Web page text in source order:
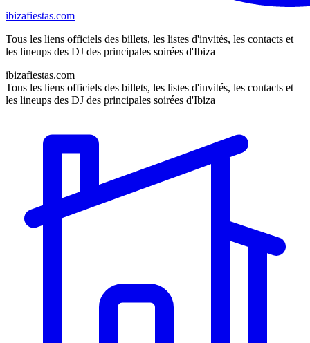
ibizafiestas.com
Tous les liens officiels des billets, les listes d'invités, les contacts et
les lineups des DJ des principales soirées d'Ibiza
ibizafiestas.com
Tous les liens officiels des billets, les listes d'invités, les contacts et
les lineups des DJ des principales soirées d'Ibiza